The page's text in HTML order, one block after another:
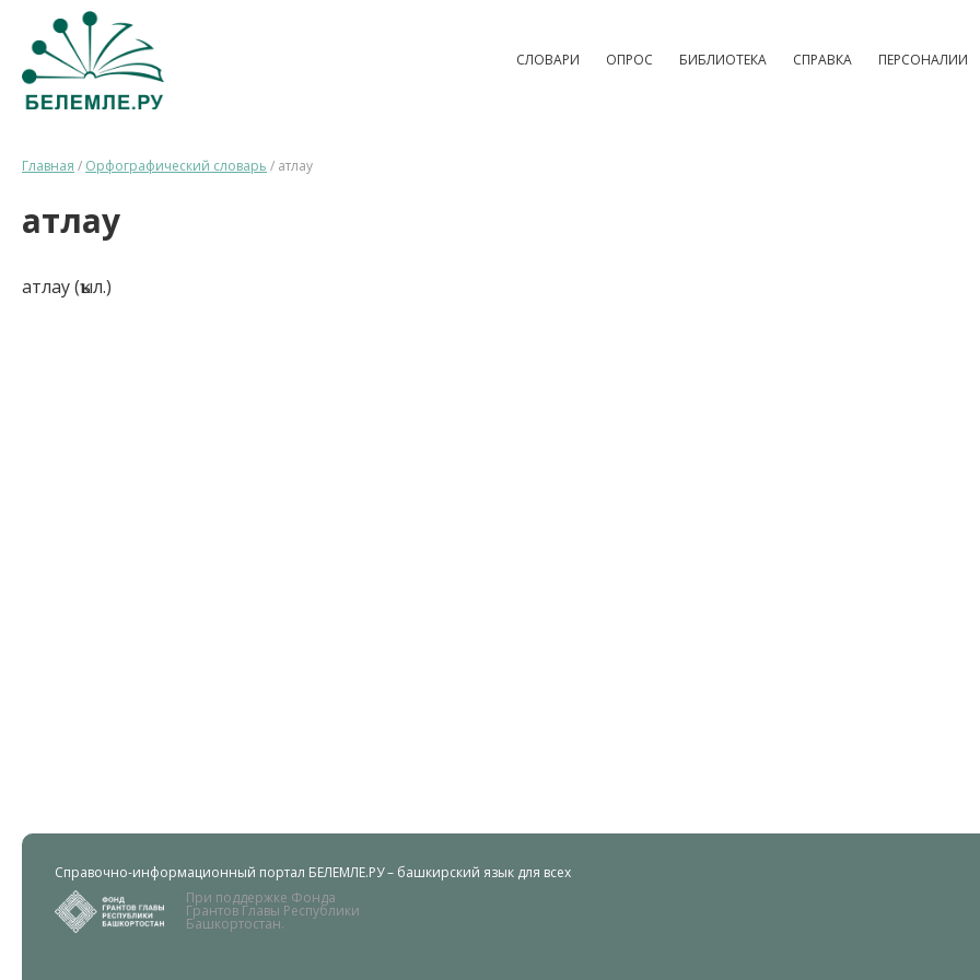
СЛОВАРИ ОПРОС БИБЛИОТЕКА СПРАВКА ПЕРСОНАЛИИ
Главная / Орфографический словарь / атлау
атлау
атлау (ҡыл.)
Справочно-информационный портал БЕЛЕМЛЕ.РУ – башкирский язык для всех
При поддержке Фонда
Грантов Главы Республики
Башкортостан.